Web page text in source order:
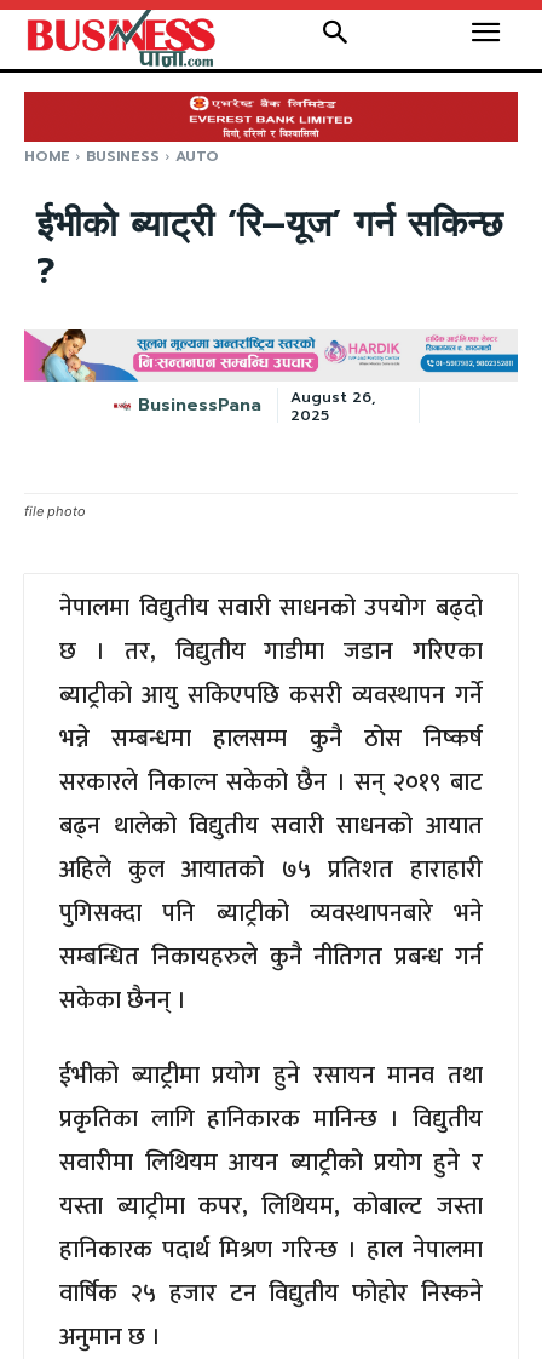
HOME BUSINESS AUTO
ईभीको ब्याट्री ‘रि–यूज’ गर्न सकिन्छ
?
BusinessPana
August 26,
2025
file photo
नेपालमा विद्युतीय सवारी साधनको उपयोग बढ्दो
छ । तर, विद्युतीय गाडीमा जडान गरिएका
ब्याट्रीको आयु सकिएपछि कसरी व्यवस्थापन गर्ने
भन्ने सम्बन्धमा हालसम्म कुनै ठोस निष्कर्ष
सरकारले निकाल्न सकेको छैन । सन् २०१९ बाट
बढ्न थालेको विद्युतीय सवारी साधनको आयात
अहिले कुल आयातको ७५ प्रतिशत हाराहारी
पुगिसक्दा पनि ब्याट्रीको व्यवस्थापनबारे भने
सम्बन्धित निकायहरुले कुनै नीतिगत प्रबन्ध गर्न
सकेका छैनन् ।
ईभीको ब्याट्रीमा प्रयोग हुने रसायन मानव तथा
प्रकृतिका लागि हानिकारक मानिन्छ । विद्युतीय
सवारीमा लिथियम आयन ब्याट्रीको प्रयोग हुने र
यस्ता ब्याट्रीमा कपर, लिथियम, कोबाल्ट जस्ता
हानिकारक पदार्थ मिश्रण गरिन्छ । हाल नेपालमा
वार्षिक २५ हजार टन विद्युतीय फोहोर निस्कने
अनुमान छ ।